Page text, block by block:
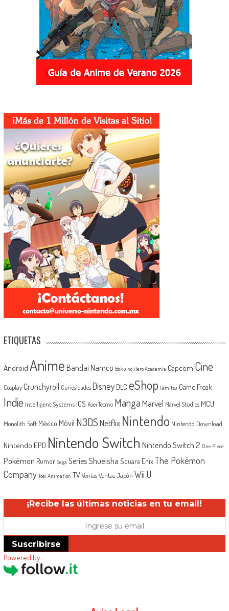
ETIQUETAS
Android Anime Bandai Namco Boku no Hero Academia Capcom Cine
Cosplay Crunchyroll Curiosidades Disney DLC eShop Famitsu Game Freak
Indie Intelligent Systems iOS Koei Tecmo MangaMarvel Marvel Studios MCU
Monolith Soft México Móvil N3DSNetflix Nintendo Nintendo Download
Nintendo EPD Nintendo Switch Nintendo Switch 2 One Piece
Pokémon Rumor Sega SeriesShueisha Square EnixThe Pokémon
Company Toei Animation TV Ventas Ventas Japón Wii U
¡Recibe las últimas noticias en tu email!
Suscribirse
Powered by